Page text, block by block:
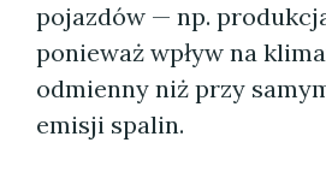
pojazdów — np.
ponieważ wpływ na
odmienny niż przy
emisji spalin.